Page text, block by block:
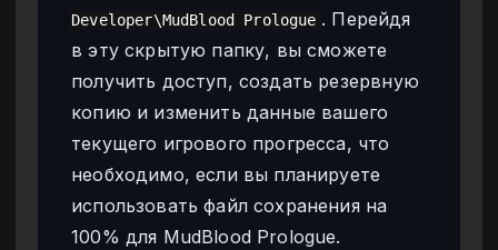
Developer\MudBlood Prologue . Перейдя
в эту скрытую папку, вы сможете
получить доступ, создать резервную
копию и изменить данные вашего
текущего игрового прогресса, что
необходимо, если вы планируете
использовать файл сохранения на
100% для MudBlood Prologue.